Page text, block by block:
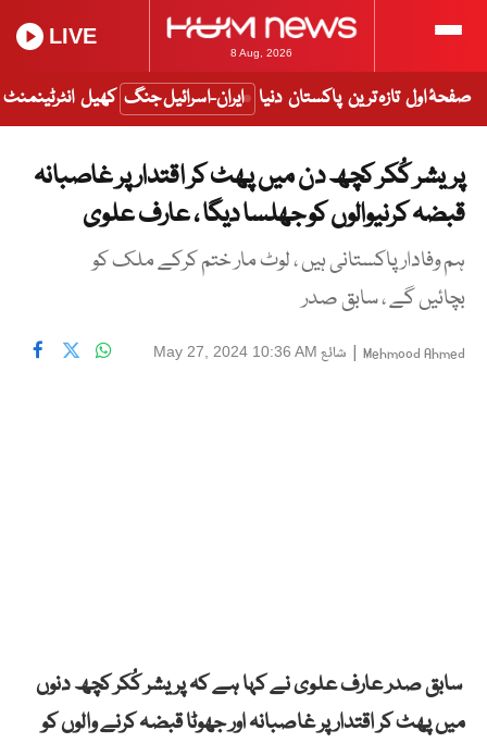
8 Aug, 2026
LIVE
صفحۂ اول تازہ ترین پاکستان دنیا ایران-اسرائیل جنگ کھیل انٹرٹینمنٹ
پریشر کُکر کچھ دن میں پھٹ کر اقتدار پر غاصبانہ
قبضہ کرنیوالوں کو جھلسا دیگا ، عارف علوی
ہم وفادار پاکستانی ہیں ، لوٹ مار ختم کرکے ملک کو
بچائیں گے ، سابق صدر
Mehmood Ahmed
| شائع May 27, 2024 10:36 AM
سابق صدر عارف علوی نے کہا ہے کہ پریشر کُکر کچھ دنوں
میں پھٹ کر اقتدار پر غاصبانہ اور جھوٹا قبضہ کرنے والوں کو